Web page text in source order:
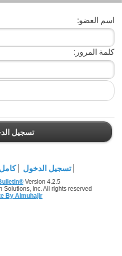
اسم العضو:
كلمة المرور:
تسجيل
تسجيل الدخول
Version 4.2.5
Inc. All rights reserved.
By Almuhajir